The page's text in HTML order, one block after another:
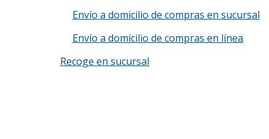
Envío a domicilio de compras en sucursal
Envío a domicilio de compras en línea
Recoge en sucursal